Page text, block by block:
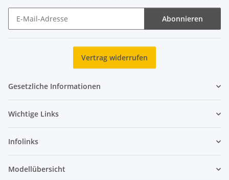
Abonnieren
Vertrag widerrufen
Gesetzliche Informationen
Wichtige Links
Infolinks
Modellübersicht